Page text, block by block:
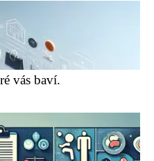
vás baví.